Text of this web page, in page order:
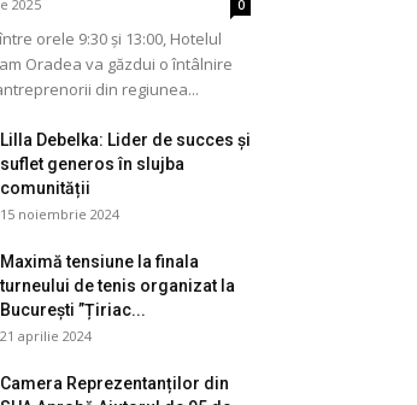
2025 0
orele 9:30 și 13:00, Hotelul
Oradea va găzdui o întâlnire
din regiunea...
Lilla Debelka: Lider de succes și
suflet generos în slujba
comunității
15 noiembrie 2024
Maximă tensiune la finala
turneului de tenis organizat la
București ”Țiriac...
21 aprilie 2024
Camera Reprezentanților din